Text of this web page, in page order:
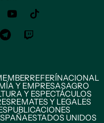
REFERÍNACIONAL
Y EMPRESASAGRO
Y ESPECTÁCULOS
REMATES Y LEGALES
PUBLICACIONES
ESTADOS UNIDOS